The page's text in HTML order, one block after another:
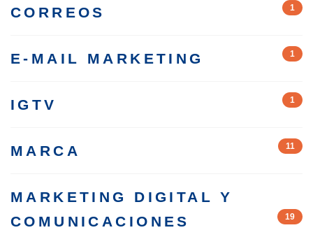
CORREOS 1
E-MAIL MARKETING 1
IGTV 1
MARCA 11
MARKETING DIGITAL Y
COMUNICACIONES
19